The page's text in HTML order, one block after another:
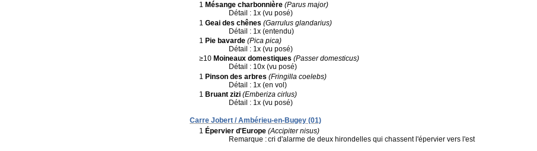
1 Mésange charbonnière (Parus major)
Détail : 1x (vu posé)
1 Geai des chênes (Garrulus glandarius)
Détail : 1x (entendu)
1 Pie bavarde (Pica pica)
Détail : 1x (vu posé)
≥10 Moineaux domestiques (Passer domesticus)
Détail : 10x (vu posé)
1 Pinson des arbres (Fringilla coelebs)
Détail : 1x (en vol)
1 Bruant zizi (Emberiza cirlus)
Détail : 1x (vu posé)
Carre Jobert / Ambérieu-en-Bugey (01)
1 Épervier d'Europe (Accipiter nisus)
Remarque :cri d'alarme de deux hirondelles qui chassent l'épervier vers l'est